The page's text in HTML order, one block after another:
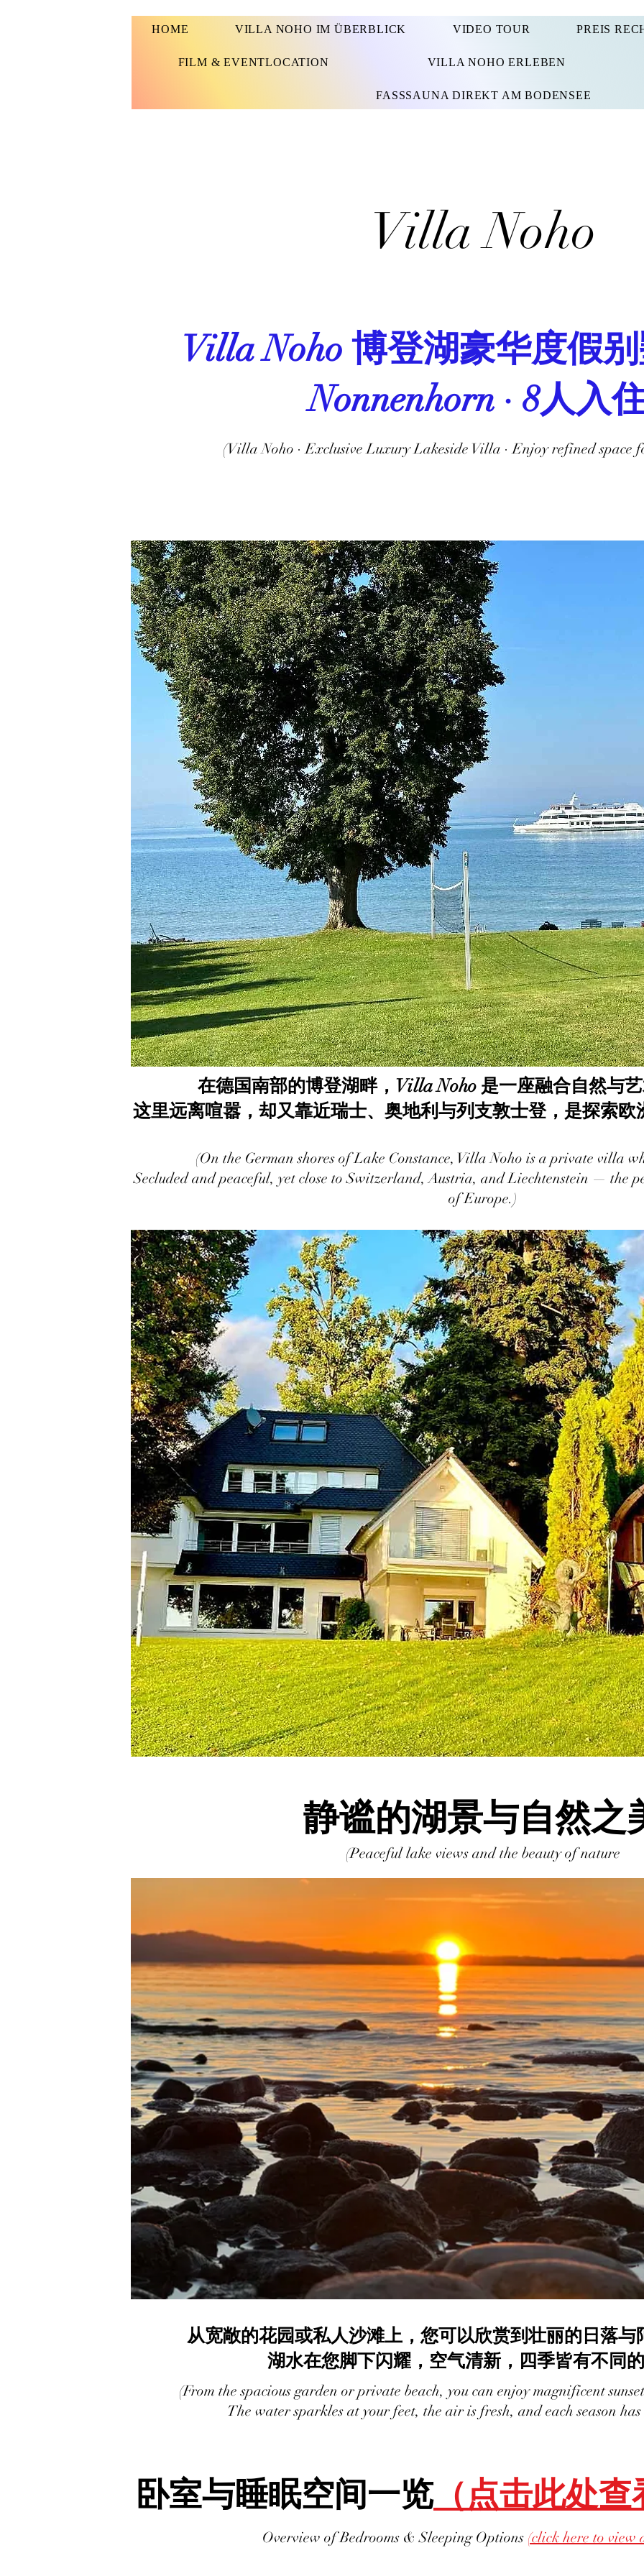
HOME VILLA NOHO IM ÜBERBLICK VIDEO TOUR PREIS
FILM & EVENTLOCATION VILLA NOHO ERLEBEN
FASSSAUNA DIREKT AM BODENSEE
Villa Noho
Villa Noho 博登湖豪华度假别
Nonnenhorn · 8人入
(Villa Noho · Exclusive Luxury Lakeside Villa · Enjoy refined space
在德国南部的博登湖畔，Villa Noho 是一座融合自然与
这里远离喧嚣，却又靠近瑞士、奥地利与列支敦士登，是探索
(On the German shores of Lake Constance, Villa Noho is a private villa
Secluded and peaceful, yet close to Switzerland, Austria, and Liechtenstein — the
of Europe.)
静谧的湖景与自然之
(Peaceful lake views and the beauty of nature
从宽敞的花园或私人沙滩上，您可以欣赏到壮丽的日落与
湖水在您脚下闪耀，空气清新，四季皆有不同
(From the spacious garden or private beach, you can enjoy magnificent
The water sparkles at your feet, the air is fresh, and each season
卧室与睡眠空间一览（点击此处
Overview of Bedrooms & Sleeping Options (click here to view